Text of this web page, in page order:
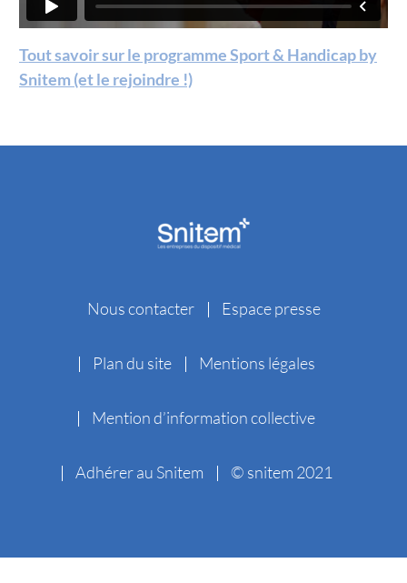
Tout savoir sur le programme Sport & Handicap by
Snitem (et le rejoindre !)
Nous contacter Espace presse
Plan du site Mentions légales
Mention d’information collective
Adhérer au Snitem © snitem 2021